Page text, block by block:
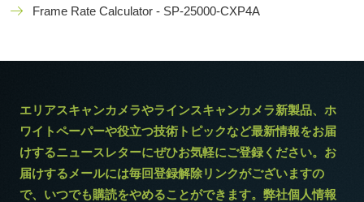
Frame Rate Calculator - SP-25000-CXP4A
エリアスキャンカメラやラインスキャンカメラ新製品、ホ
ワイトペーパーや役立つ技術トピックなど最新情報をお届
けするニュースレターにぜひお気軽にご登録ください。お
届けするメールには毎回登録解除リンクがございますの
で、いつでも購読をやめることができます。弊社個人情報